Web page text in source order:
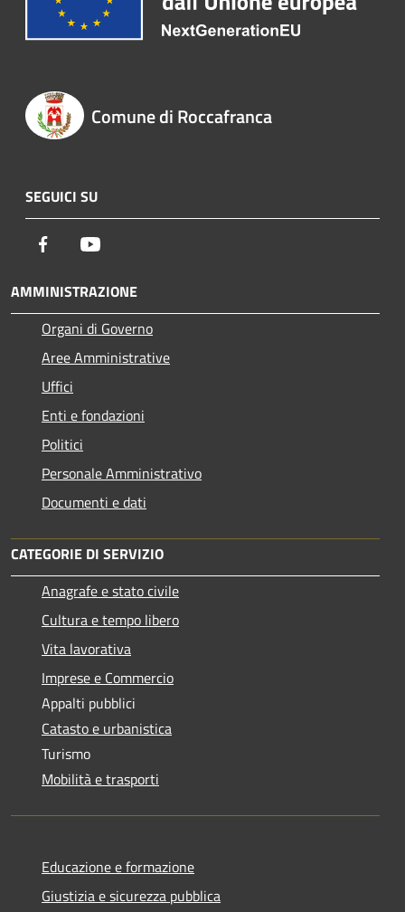
Comune di Roccafranca
SEGUICI SU
Facebook
AMMINISTRAZIONE
Organi di Governo
Aree Amministrative
Uffici
Enti e fondazioni
Politici
Personale Amministrativo
Documenti e dati
CATEGORIE DI SERVIZIO
Anagrafe e stato civile
Cultura e tempo libero
Vita lavorativa
Imprese e Commercio
Appalti pubblici
Catasto e urbanistica
Turismo
Mobilità e trasporti
Educazione e formazione
Giustizia e sicurezza pubblica